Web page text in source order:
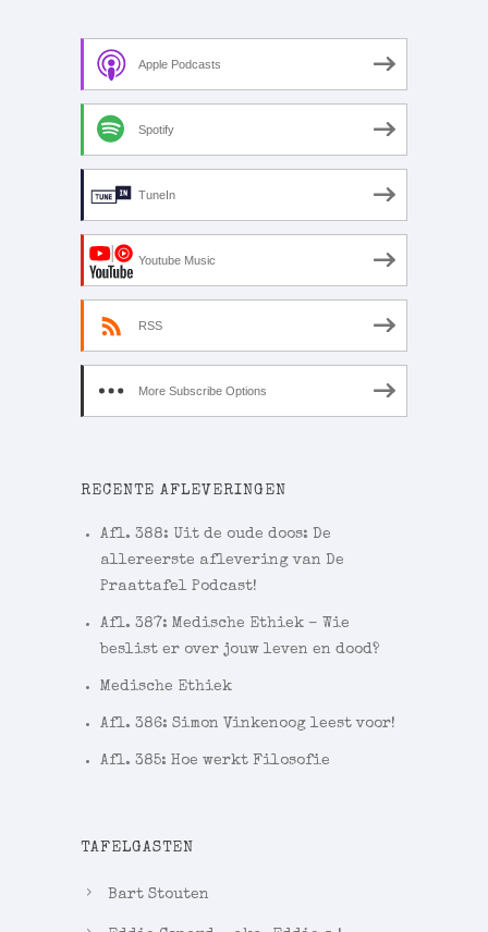
Apple Podcasts
Spotify
TuneIn
Youtube Music
RSS
More Subscribe Options
RECENTE AFLEVERINGEN
Afl. 388: Uit de oude doos: De
allereerste aflevering van De
Praattafel Podcast!
Afl. 387: Medische Ethiek – Wie
beslist er over jouw leven en dood?
Medische Ethiek
Afl. 386: Simon Vinkenoog leest voor!
Afl. 385: Hoe werkt Filosofie
TAFELGASTEN
Bart Stouten